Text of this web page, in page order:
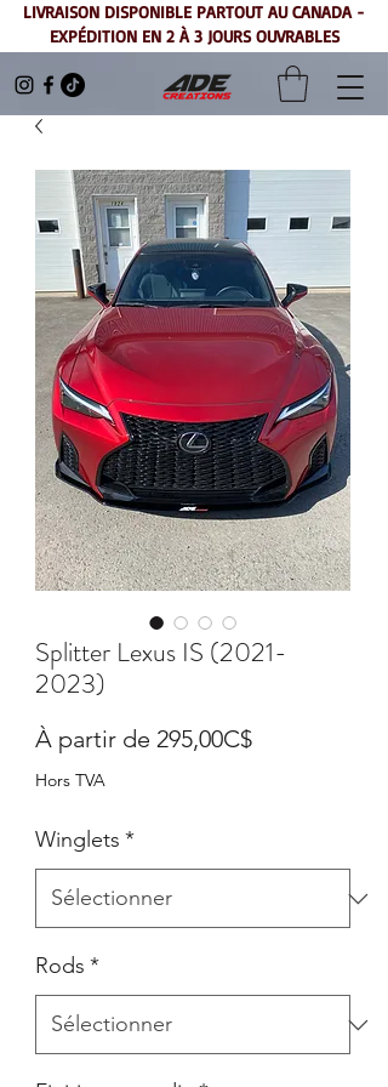
LIVRAISON DISPONIBLE PARTOUT AU CANADA -
EXPÉDITION EN 2 À 3 JOURS OUVRABLES
Splitter Lexus IS (2021-
2023)
À partir de 295,00C$Prix
Hors TVA
Winglets *
Rods *